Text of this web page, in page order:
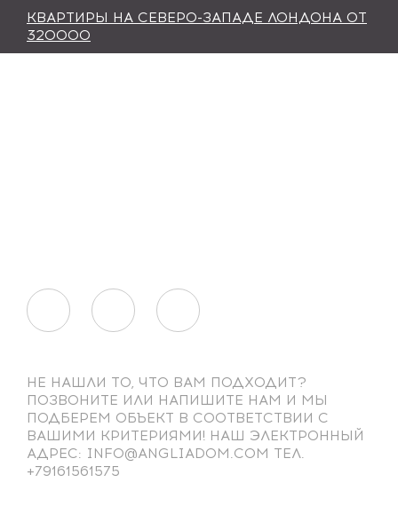
КВАРТИРЫ НА СЕВЕРО-ЗАПАДЕ ЛОНДОНА ОТ
320000
НЕ НАШЛИ ТО, ЧТО ВАМ ПОДХОДИТ?
ПОЗВОНИТЕ ИЛИ НАПИШИТЕ НАМ И МЫ
ПОДБЕРЕМ ОБЪЕКТ В СООТВЕТСТВИИ С
ВАШИМИ КРИТЕРИЯМИ! НАШ ЭЛЕКТРОННЫЙ
АДРЕС: INFO@ANGLIADOM.COM ТЕЛ.
+79161561575